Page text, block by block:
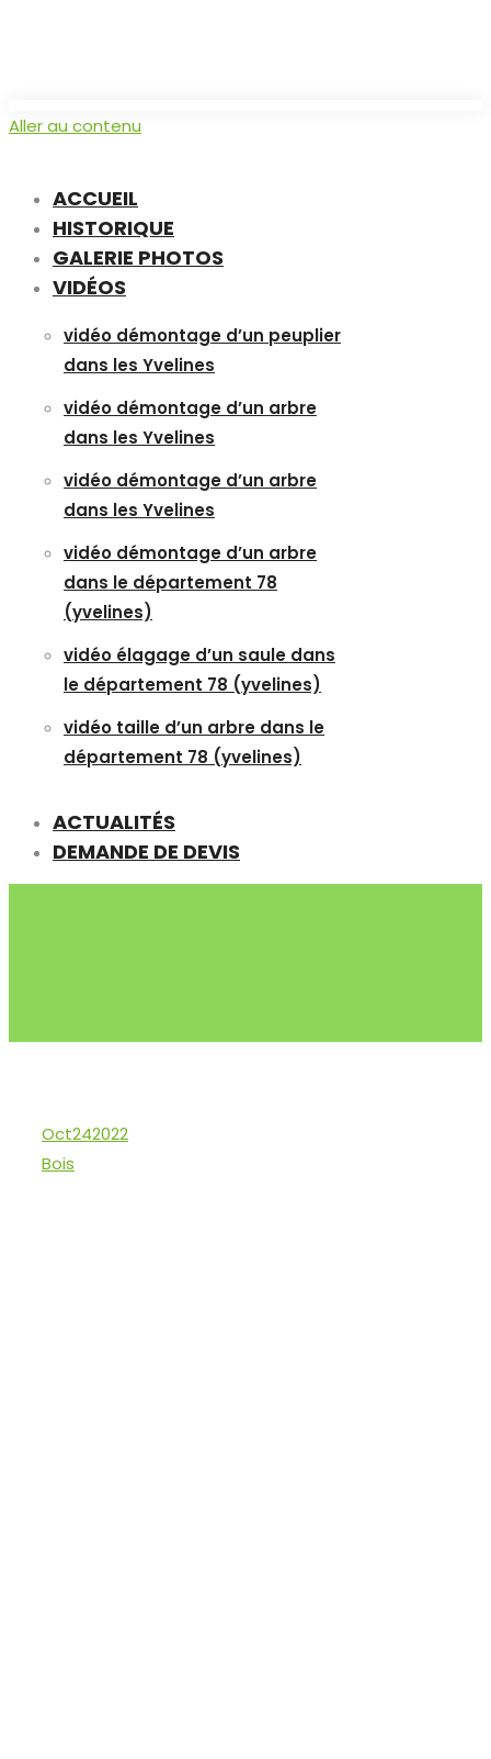
Aller au contenu
ACCUEIL
HISTORIQUE
GALERIE PHOTOS
VIDÉOS
vidéo démontage d’un peuplier
dans les Yvelines
vidéo démontage d’un arbre
dans les Yvelines
vidéo démontage d’un arbre
dans les Yvelines
vidéo démontage d’un arbre
dans le département 78
(yvelines)
vidéo élagage d’un saule dans
le département 78 (yvelines)
vidéo taille d’un arbre dans le
département 78 (yvelines)
ACTUALITÉS
DEMANDE DE DEVIS
Oct242022
Bois